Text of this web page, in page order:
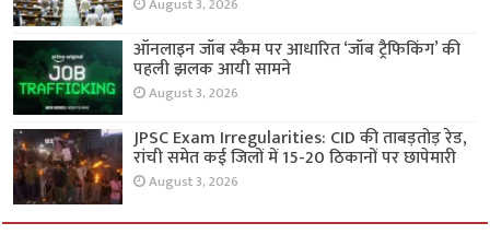
August 3, 2026
ऑनलाइन जॉब स्कैम पर आधारित ‘जॉब ट्रैफिकिंग’ की
पहली झलक आयी सामने
August 3, 2026
JPSC Exam Irregularities: CID की ताबड़तोड़ रेड,
रांची समेत कई जिलों में 15-20 ठिकानों पर छापेमारी
August 3, 2026